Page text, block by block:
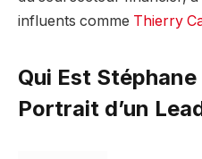
influents comme Thierry
Qui Est
Portrait d’un